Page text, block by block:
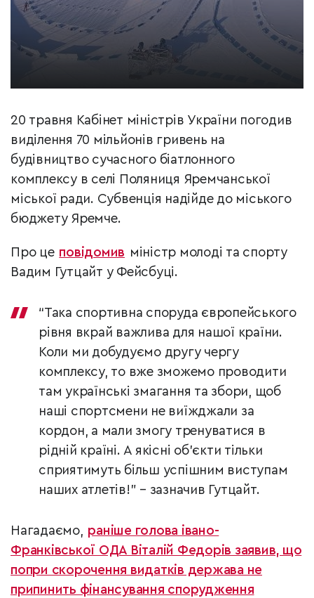
20 травня Кабінет міністрів України погодив
виділення 70 мільйонів гривень на
будівництво сучасного біатлонного
комплексу в селі Поляниця Яремчанської
міської ради. Субвенція надійде до міського
бюджету Яремче.
Про це повідомив міністр молоді та спорту
Вадим Гутцайт у Фейсбуці.
“Така спортивна споруда європейського
рівня вкрай важлива для нашої країни.
Коли ми добудуємо другу чергу
комплексу, то вже зможемо проводити
там українські змагання та збори, щоб
наші спортсмени не виїжджали за
кордон, а мали змогу тренуватися в
рідній країні. А якісні об’єкти тільки
сприятимуть більш успішним виступам
наших атлетів!” – зазначив Гутцайт.
Нагадаємо, раніше голова івано-
Франківської ОДА Віталій Федорів заявив, що
попри скорочення видатків держава не
припинить фінансування спорудження